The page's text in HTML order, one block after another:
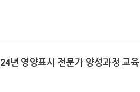
년 영양표시 전문가 양성과정 교육